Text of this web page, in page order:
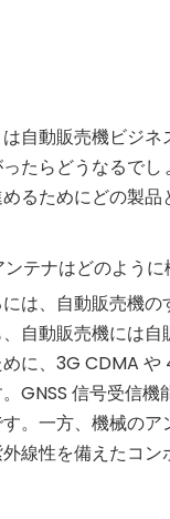
自動販売機ビジ
たらどうなるで
るためにどの製
テナはどのよう
は、自動販売機
自動販売機には
に、3G CDMA
GNSS 信号受信
。一方、機械の
線性を備えたコン